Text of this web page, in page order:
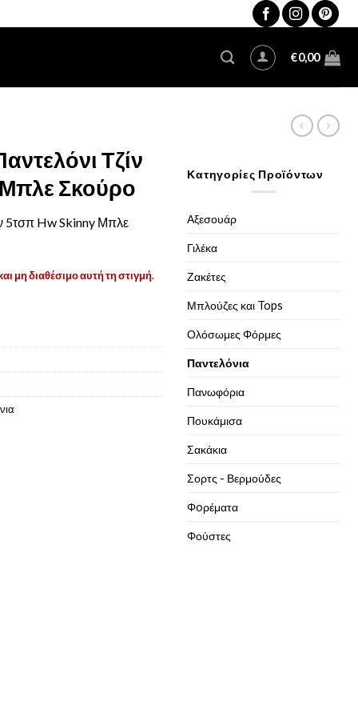
€0,00
Τζίν
Σκούρο
5τσπ Hw Skinny Μπλε
μη διαθέσιμο αυτή τη στιγμή.
Κατηγορίες Προϊόντων
Αξεσουάρ
Γιλέκα
Ζακέτες
Μπλούζες και Tops
Ολόσωμες Φόρμες
Παντελόνια
Πανωφόρια
Πουκάμισα
Σακάκια
Σορτς - Βερμούδες
Φoρέματα
Φούστες